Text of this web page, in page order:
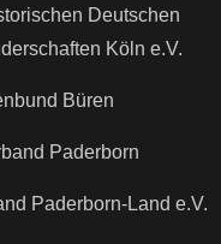
Deutschen
Köln e.V.
Büren
Paderborn
Paderborn-Land e.V.